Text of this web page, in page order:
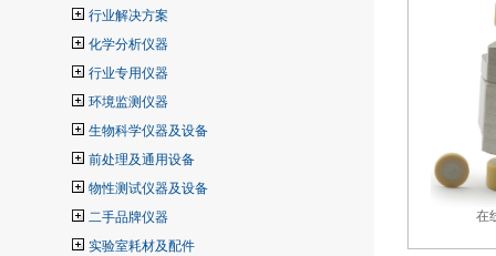
行业解决方案
化学分析仪器
行业专用仪器
环境监测仪器
生物科学仪器及设备
前处理及通用设备
物性测试仪器及设备
二手品牌仪器
实验室耗材及配件
在